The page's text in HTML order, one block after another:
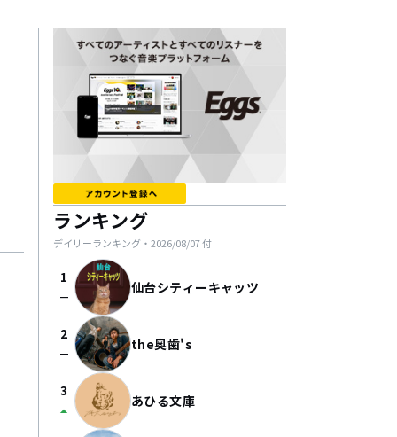
ランキング
デイリーランキング・ 2026/08/07付
1
check_indeterminate_small 仙台シティーキャッツ
2
check_indeterminate_small the奥歯's
3
arrow_drop_up あひる文庫